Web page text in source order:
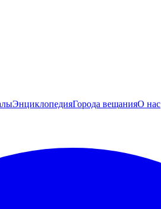
ЭнциклопедияГорода вещанияО нас